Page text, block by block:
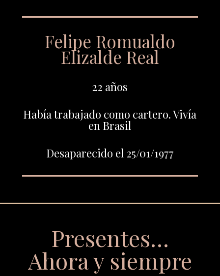
Felipe Romualdo
Elizalde Real
22 años
Había trabajado como cartero. Vivía
en Brasil
Desaparecido el 25/01/1977
Presentes…
Ahora y siempre